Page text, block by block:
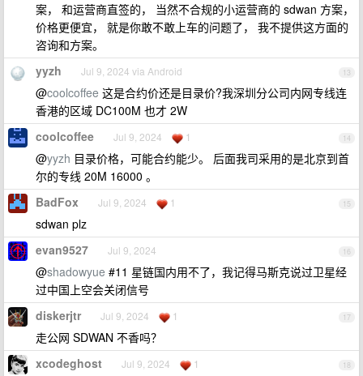
案， 和运营商直签的， 当然不合规的小运营商的 sdwan 方案，
价格更便宜， 就是你敢不敢上车的问题了， 我不提供这方面的
咨询和方案。
13
yyzh Jul 9, 2024 via Android
@coolcoffee 这是合约价还是目录价?我深圳分公司内网专线连
香港的区域 DC100M 也才 2W
14
coolcoffee Jul 9, 2024 1
@yyzh 目录价格，可能合约能少。 后面我司采用的是北京到首
尔的专线 20M 16000 。
15
BadFox Jul 9, 2024 1
sdwan plz
16
evan9527 Jul 9, 2024
@shadowyue #11 星链国内用不了，我记得马斯克说过卫星经
过中国上空会关闭信号
17
diskerjtr Jul 9, 2024 1
走公网 SDWAN 不香吗？
18
xcodeghost Jul 9, 2024 1